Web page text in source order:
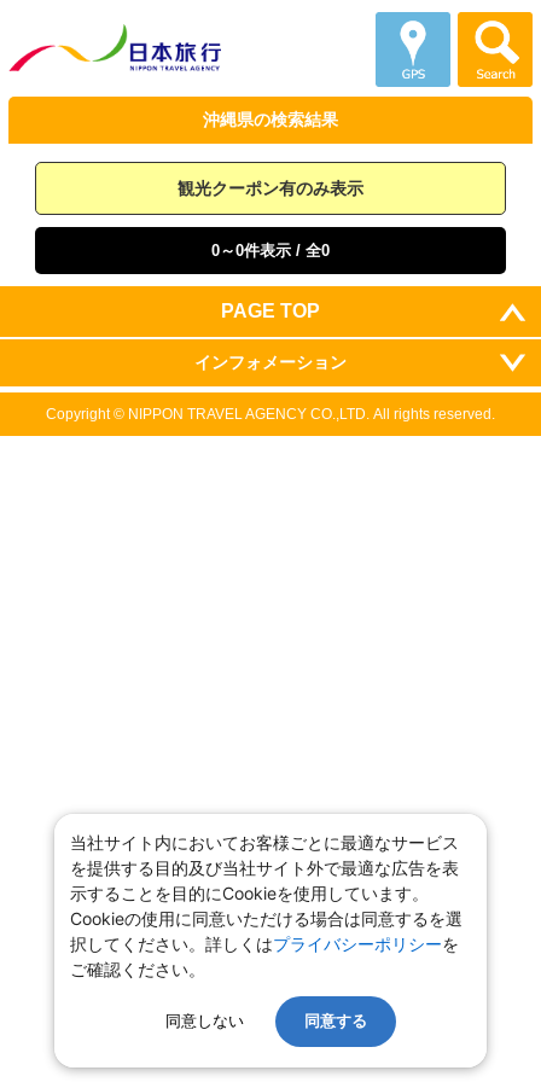
沖縄県の検索結果
観光クーポン有のみ表示
0～0件表示 / 全0
PAGE TOP
インフォメーション
Copyright © NIPPON TRAVEL AGENCY CO.,LTD. All rights reserved.
当社サイト内においてお客様ごとに最適なサービス
を提供する目的及び当社サイト外で最適な広告を表
示することを目的にCookieを使用しています。
Cookieの使用に同意いただける場合は同意するを選
択してください。詳しくはプライバシーポリシーを
ご確認ください。
同意しない 同意する